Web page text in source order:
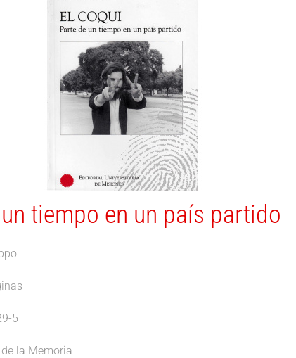
tiempo en un país partido
5
la Memoria